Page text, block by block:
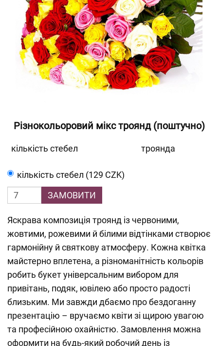
Різнокольоровий мікс троянд (поштучно)
кількість стебел троянда
кількість стебел (129 CZK)
ЗАМОВИТИ
Яскрава композиція троянд із червоними,
жовтими, рожевими й білими відтінками створює
гармонійну й святкову атмосферу. Кожна квітка
майстерно вплетена, а різноманітність кольорів
робить букет універсальним вибором для
привітань, подяк, ювілею або просто радості
близьким. Ми завжди дбаємо про бездоганну
презентацію – вручаємо квіти зі щирою увагою
та професійною охайністю. Замовлення можна
оформити на будь-який робочий день із